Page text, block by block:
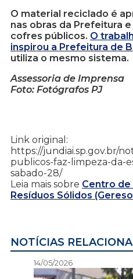
O material reciclado é
nas obras da Prefeitura
cofres públicos. O
inspirou a Prefeitura de
utiliza o mesmo sistema.
Assessoria de Imprensa
Foto: Fotógrafos PJ
Link original:
https://jundiai.sp.gov.br/
publicos-faz-limpeza-da-
sabado-28/
Leia mais sobre Centro
Resíduos Sólidos
NOTÍCIAS
14/05/2026